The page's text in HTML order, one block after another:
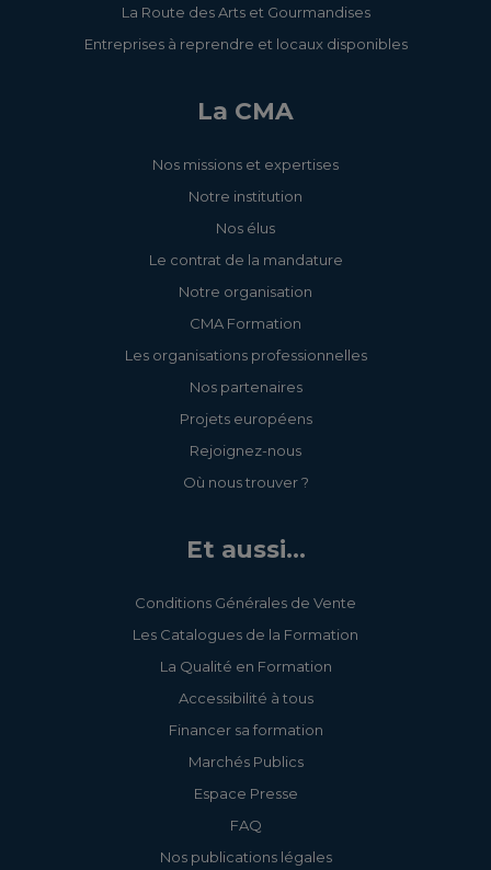
La Route des Arts et Gourmandises
Entreprises à reprendre et locaux disponibles
La CMA
Nos missions et expertises
Notre institution
Nos élus
Le contrat de la mandature
Notre organisation
CMA Formation
Les organisations professionnelles
Nos partenaires
Projets européens
Rejoignez-nous
Où nous trouver ?
Et aussi...
Conditions Générales de Vente
Les Catalogues de la Formation
La Qualité en Formation
Accessibilité à tous
Financer sa formation
Marchés Publics
Espace Presse
FAQ
Nos publications légales